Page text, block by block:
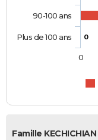
0
90-100 ans
Plus de 100 ans
0
Famille KECHICHIAN